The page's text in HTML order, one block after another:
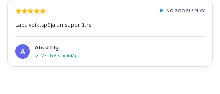
NO GOOGLE PLAY
Laba veiktspēja un super ātrs
A Abcd Efg
Verificēts lietotājs